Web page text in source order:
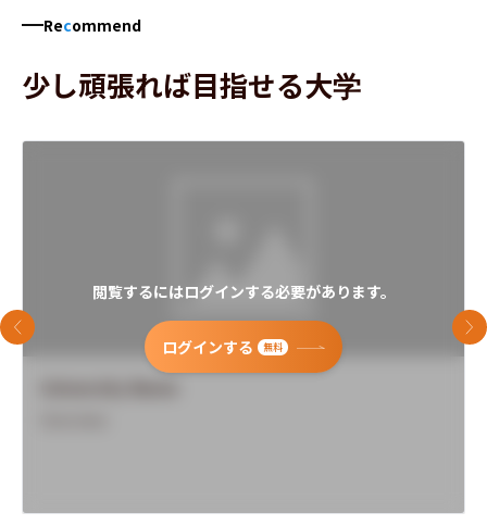
Recommend
少し頑張れば目指せる大学
閲覧するにはログインする必要があります。
ログインする 無料
前のスライド 次